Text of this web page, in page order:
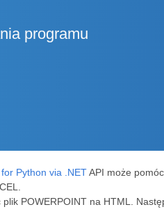
programu
Python via .NETAPI może
plik POWERPOINT na HTML.